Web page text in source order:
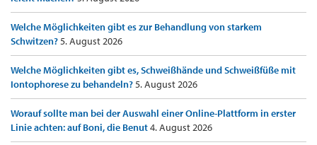
Welche Möglichkeiten gibt es zur Behandlung von starkem
Schwitzen?5. August 2026
Welche Möglichkeiten gibt es, Schweißhände und Schweißfüße mit
Iontophorese zu behandeln?5. August 2026
Worauf sollte man bei der Auswahl einer Online-Plattform in erster
Linie achten: auf Boni, die Benut4. August 2026